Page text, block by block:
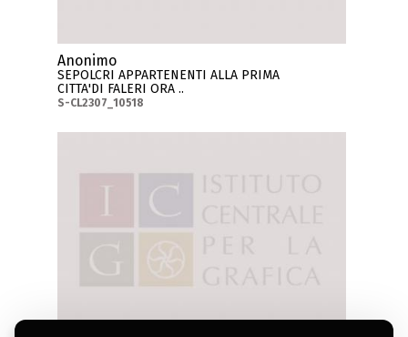
Anonimo
SEPOLCRI APPARTENENTI ALLA PRIMA
CITTA'DI FALERI ORA ..
S-CL2307_10518